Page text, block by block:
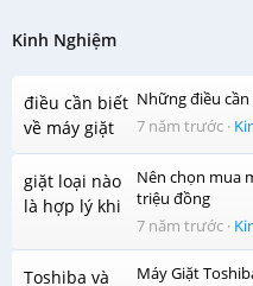
Kinh Nghiệm
Những điều
7 năm trước ·
Nên chọn mua
triệu đồng
7 năm trước ·
Máy Giặt
vải từ quần áo trong quá
giặt, mang lại cho gia đình
sáng bóng như mới.